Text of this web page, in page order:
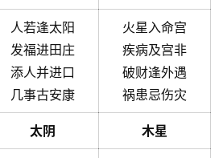
人若逢太阳
发福进田庄
添人并进口
几事古安康
火星入命宫
疾病及宫非
破财逢外遇
祸患忌伤灾
太阴 木星